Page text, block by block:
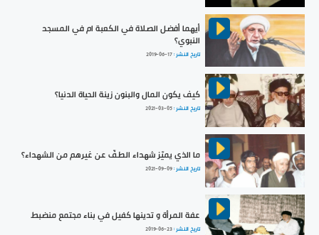
أيهما أفضل الصلاة في الكعبة ام في المسجد
النبوي؟
تاريخ النشر :2019-06-17
كيف يكون المال والبنون زينة الحياة الدنيا؟
تاريخ النشر :2021-03-05
ما الذي يميّز شهداء الطفّ عن غيرهم من الشهداء؟
تاريخ النشر :2021-09-09
عفة المرأة و تدينها كفيل في بناء مجتمع منضبط
تاريخ النشر :2019-06-23